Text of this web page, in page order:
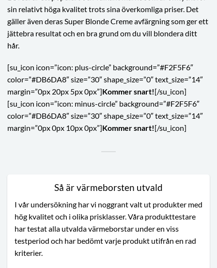
sin relativt höga kvalitet trots sina överkomliga priser. Det
gäller även deras Super Blonde Creme avfärgning som ger ett
jättebra resultat och en bra grund om du vill blondera ditt
hår.
[su_icon icon=”icon: plus-circle” background=”#F2F5F6″
color=”#DB6DA8″ size=”30″ shape_size=”0″ text_size=”14″
margin=”0px 20px 5px 0px”]Kommer snart![/su_icon]
[su_icon icon=”icon: minus-circle” background=”#F2F5F6″
color=”#DB6DA8″ size=”30″ shape_size=”0″ text_size=”14″
margin=”0px 0px 10px 0px”]Kommer snart![/su_icon]
Så är värmeborsten utvald
I vår undersökning har vi noggrant valt ut produkter med
hög kvalitet och i olika prisklasser. Våra produkttestare
har testat alla utvalda värmeborstar under en viss
testperiod och har bedömt varje produkt utifrån en rad
kriterier.